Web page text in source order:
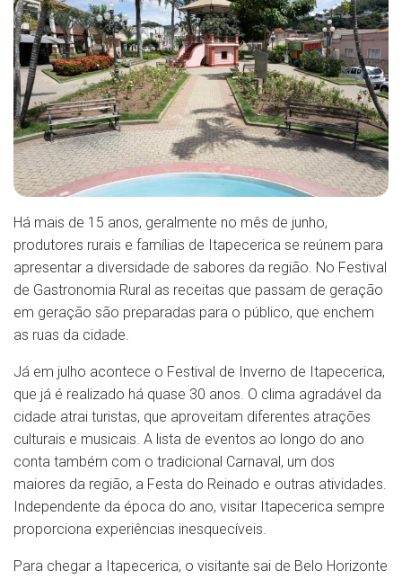
Há mais de 15 anos, geralmente no mês de junho,
produtores rurais e famílias de Itapecerica se reúnem para
apresentar a diversidade de sabores da região. No Festival
de Gastronomia Rural as receitas que passam de geração
em geração são preparadas para o público, que enchem
as ruas da cidade.
Já em julho acontece o Festival de Inverno de Itapecerica,
que já é realizado há quase 30 anos. O clima agradável da
cidade atrai turistas, que aproveitam diferentes atrações
culturais e musicais. A lista de eventos ao longo do ano
conta também com o tradicional Carnaval, um dos
maiores da região, a Festa do Reinado e outras atividades.
Independente da época do ano, visitar Itapecerica sempre
proporciona experiências inesquecíveis.
Para chegar a Itapecerica, o visitante sai de Belo Horizonte